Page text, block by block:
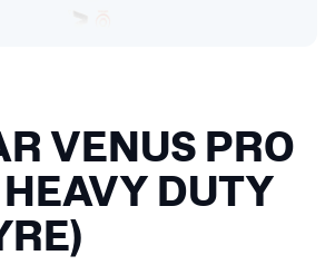
VENUS PRO
DUTY